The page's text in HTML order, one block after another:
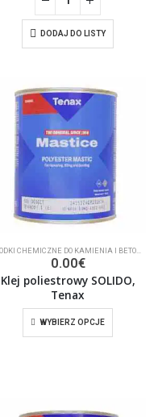
DODAJ DO LISTY
ŚRODKI CHEMICZNE DO KAMIENIA I BETONU
0.00€
Klej poliestrowy SOLIDO,
Tenax
WYBIERZ OPCJE